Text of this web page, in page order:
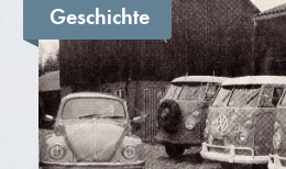
Geschichte